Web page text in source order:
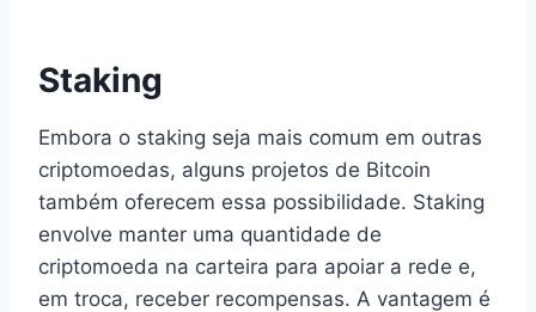
Staking
Embora o staking seja mais comum em outras
criptomoedas, alguns projetos de Bitcoin
também oferecem essa possibilidade. Staking
envolve manter uma quantidade de
criptomoeda na carteira para apoiar a rede e,
em troca, receber recompensas. A vantagem é